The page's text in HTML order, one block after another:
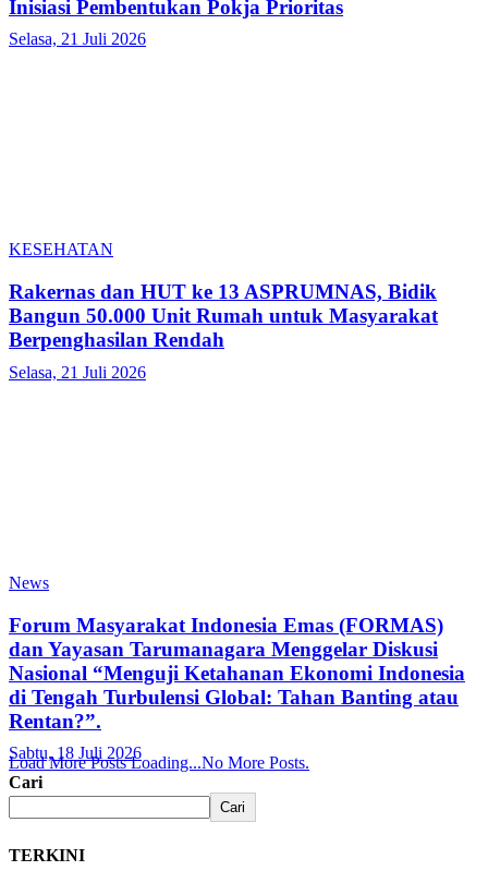
Inisiasi Pembentukan Pokja Prioritas
Selasa, 21 Juli 2026
KESEHATAN
Rakernas dan HUT ke 13 ASPRUMNAS, Bidik
Bangun 50.000 Unit Rumah untuk Masyarakat
Berpenghasilan Rendah
Selasa, 21 Juli 2026
News
Forum Masyarakat Indonesia Emas (FORMAS)
dan Yayasan Tarumanagara Menggelar Diskusi
Nasional “Menguji Ketahanan Ekonomi Indonesia
di Tengah Turbulensi Global: Tahan Banting atau
Rentan?”.
Sabtu, 18 Juli 2026
Load More Posts Loading...No More Posts.
Cari
Cari
TERKINI